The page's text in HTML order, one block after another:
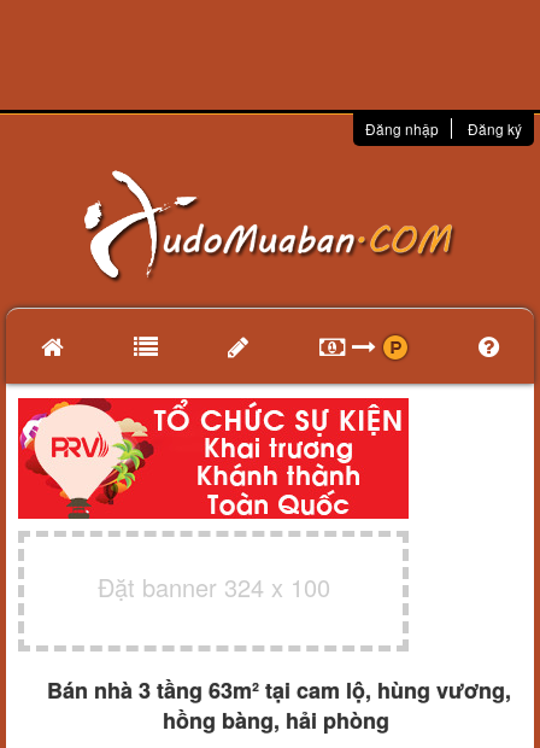
Đăng nhập Đăng ký
Đặt banner 324 x 100
Bán nhà 3 tầng 63m² tại cam lộ, hùng vương,
hồng bàng, hải phòng